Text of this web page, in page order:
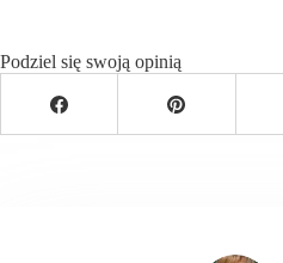
Podziel się swoją opinią